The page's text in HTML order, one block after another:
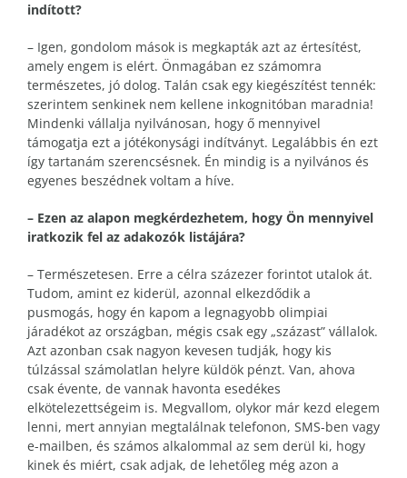
indított?
– Igen, gondolom mások is megkapták azt az értesítést,
amely engem is elért. Önmagában ez számomra
természetes, jó dolog. Talán csak egy kiegészítést tennék:
szerintem senkinek nem kellene inkognitóban maradnia!
Mindenki vállalja nyilvánosan, hogy ő mennyivel
támogatja ezt a jótékonysági indítványt. Legalábbis én ezt
így tartanám szerencsésnek. Én mindig is a nyilvános és
egyenes beszédnek voltam a híve.
– Ezen az alapon megkérdezhetem, hogy Ön mennyivel
iratkozik fel az adakozók listájára?
– Természetesen. Erre a célra százezer forintot utalok át.
Tudom, amint ez kiderül, azonnal elkezdődik a
pusmogás, hogy én kapom a legnagyobb olimpiai
járadékot az országban, mégis csak egy „százast” vállalok.
Azt azonban csak nagyon kevesen tudják, hogy kis
túlzással számolatlan helyre küldök pénzt. Van, ahova
csak évente, de vannak havonta esedékes
elkötelezettségeim is. Megvallom, olykor már kezd elegem
lenni, mert annyian megtalálnak telefonon, SMS-ben vagy
e-mailben, és számos alkalommal az sem derül ki, hogy
kinek és miért, csak adjak, de lehetőleg még azon a